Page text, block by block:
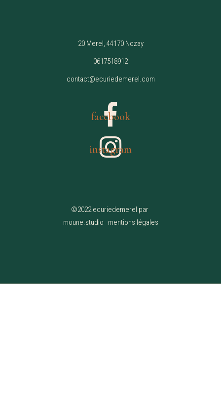
20 Merel, 44170 Nozay
0617518912
contact@ecuriedemerel.com
facebook
instagram
©2022 ecuriedemerel par
moune.studio
mentions légales